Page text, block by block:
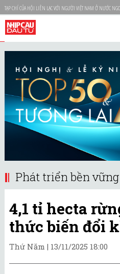
TẠP CHÍ CỦA HỘI LIÊN LẠC VỚI NGƯỜI VIỆT NAM Ở NƯỚC
Phát triển bền vững
4,1 tỉ hecta
thức biến đổi
Thứ Năm | 13/11/2025 18:00